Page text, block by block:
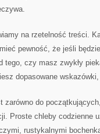
na rzetelność treści.
pewność, że jeśli
tego, czy masz zwykły
dopasowane
zarówno do
Proste chleby codzienne
rustykalnymi